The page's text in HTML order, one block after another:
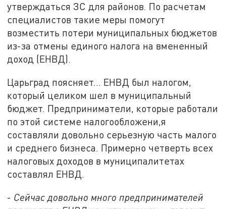
утверждаться ЗС для районов. По расчетам
специалистов такие меры помогут
возместить потери муниципальных бюджетов
из-за отмены единого налога на вмененный
доход (ЕНВД).
Царьград поясняет… ЕНВД был налогом,
который целиком шел в муниципальный
бюджет. Предприниматели, которые работали
по этой системе налогообложени,я
составляли довольно серьезную часть малого
и среднего бизнеса. Примерно четверть всех
налоговых доходов в муниципалитетах
составлял ЕНВД.
- Сейчас довольно много предпринимателей